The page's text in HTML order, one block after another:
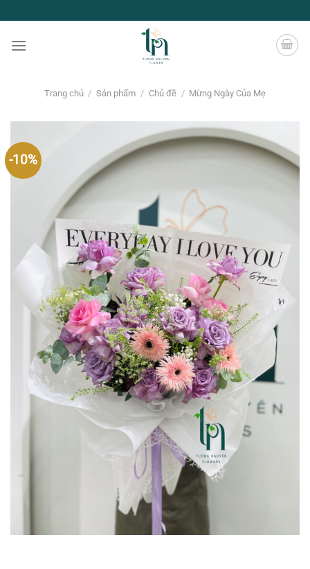
đến
nội
Trang chủ / Sản phẩm / Chủ đề / Mừng Ngày Của Mẹ
-10%